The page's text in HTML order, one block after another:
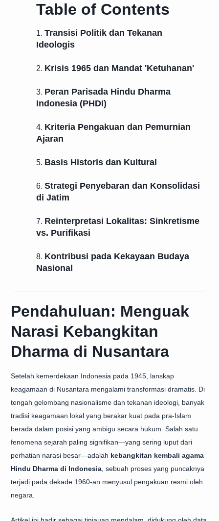
Table of Contents
1. Transisi Politik dan Tekanan
Ideologis
2. Krisis 1965 dan Mandat 'Ketuhanan'
3. Peran Parisada Hindu Dharma
Indonesia (PHDI)
4. Kriteria Pengakuan dan Pemurnian
Ajaran
5. Basis Historis dan Kultural
6. Strategi Penyebaran dan Konsolidasi
di Jatim
7. Reinterpretasi Lokalitas: Sinkretisme
vs. Purifikasi
8. Kontribusi pada Kekayaan Budaya
Nasional
Pendahuluan: Menguak
Narasi Kebangkitan
Dharma di Nusantara
Setelah kemerdekaan Indonesia pada 1945, lanskap
keagamaan di Nusantara mengalami transformasi dramatis. Di
tengah gelombang nasionalisme dan tekanan ideologi, banyak
tradisi keagamaan lokal yang berakar kuat pada pra-Islam
berada dalam posisi yang ambigu secara hukum. Salah satu
fenomena sejarah paling signifikan—yang sering luput dari
perhatian narasi besar—adalah kebangkitan kembali agama
Hindu Dharma di Indonesia , sebuah proses yang puncaknya
terjadi pada dekade 1960-an menyusul pengakuan resmi oleh
negara.